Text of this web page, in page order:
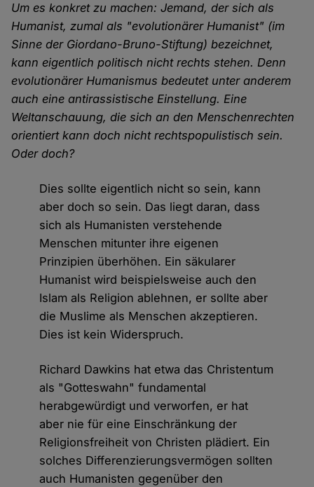
Um es konkret zu machen: Jemand, der sich als
Humanist, zumal als "evolutionärer Humanist" (im
Sinne der Giordano-Bruno-Stiftung) bezeichnet,
kann eigentlich politisch nicht rechts stehen. Denn
evolutionärer Humanismus bedeutet unter anderem
auch eine antirassistische Einstellung. Eine
Weltanschauung, die sich an den Menschenrechten
orientiert kann doch nicht rechtspopulistisch sein.
Oder doch?
Dies sollte eigentlich nicht so sein, kann
aber doch so sein. Das liegt daran, dass
sich als Humanisten verstehende
Menschen mitunter ihre eigenen
Prinzipien überhöhen. Ein säkularer
Humanist wird beispielsweise auch den
Islam als Religion ablehnen, er sollte aber
die Muslime als Menschen akzeptieren.
Dies ist kein Widerspruch.
Richard Dawkins hat etwa das Christentum
als "Gotteswahn" fundamental
herabgewürdigt und verworfen, er hat
aber nie für eine Einschränkung der
Religionsfreiheit von Christen plädiert. Ein
solches Differenzierungsvermögen sollten
auch Humanisten gegenüber den